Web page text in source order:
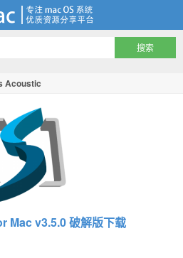
Acoustic
v3.5.0 破解版下载